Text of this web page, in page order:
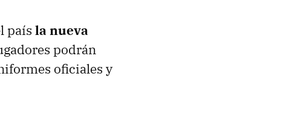
país la nueva
podrán
oficiales y